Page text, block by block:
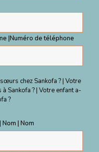
|Numéro de téléphone
chez Sankofa ? | Votre
Sankofa ? | Votre enfant a-
?
| Nom